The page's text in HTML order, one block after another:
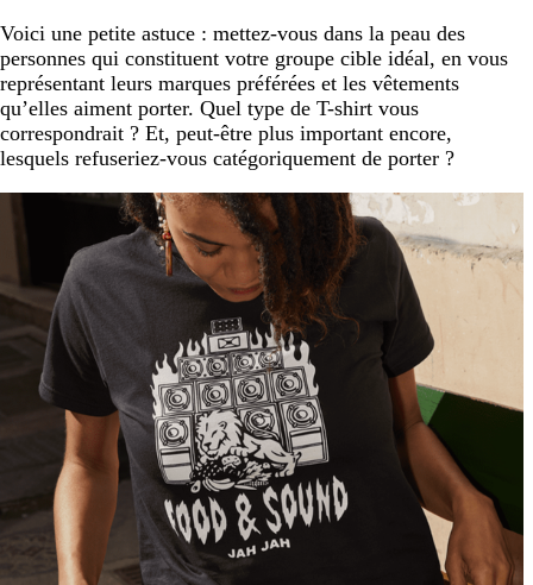
Voici une petite astuce : mettez-vous dans la peau des
personnes qui constituent votre groupe cible idéal, en vous
représentant leurs marques préférées et les vêtements
qu’elles aiment porter. Quel type de T-shirt vous
correspondrait ? Et, peut-être plus important encore,
lesquels refuseriez-vous catégoriquement de porter ?